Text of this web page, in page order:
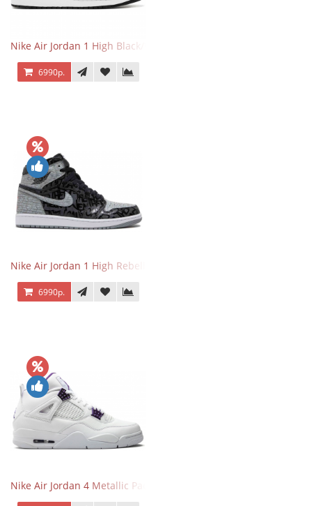
Nike Air Jordan 1 High Black/White
6990р.
Nike Air Jordan 1 High Rebellionaire
6990р.
Nike Air Jordan 4 Metallic Pack Purple